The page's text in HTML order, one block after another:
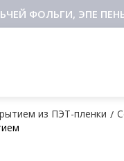
ФОЛЬГИ, ЭПЕ
из ПЭТ-пленки /